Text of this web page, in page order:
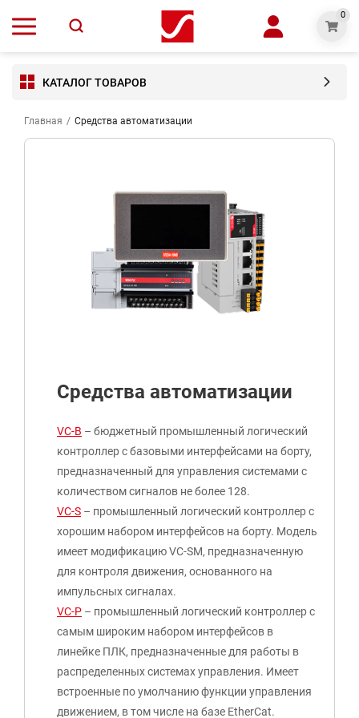
0
КАТАЛОГ ТОВАРОВ
Главная / Средства автоматизации
Средства автоматизации
VC-B – бюджетный промышленный логический
контроллер с базовыми интерфейсами на борту,
предназначенный для управления системами с
количеством сигналов не более 128.
VC-S – промышленный логический контроллер с
хорошим набором интерфейсов на борту. Модель
имеет модификацию VC-SM, предназначеннyю
для контроля движения, основанного на
импульсных сигналах.
VC-P – промышленный логический контроллер с
самым широким набором интерфейсов в
линейке ПЛК, предназначенные для работы в
распределенных системах управления. Имеет
встроенные по умолчанию функции управления
движением, в том числе на базе EtherCat.